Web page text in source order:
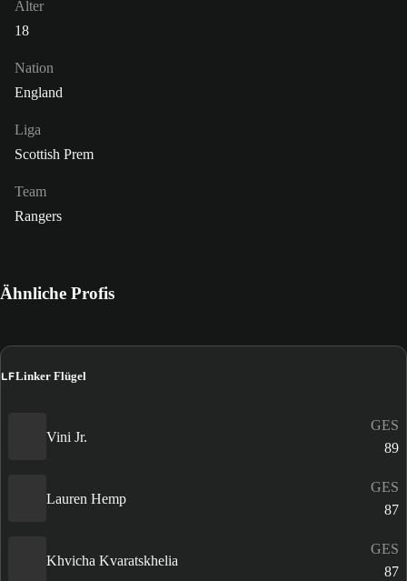
Alter
18
Nation
England
Liga
Scottish Prem
Team
Rangers
Ähnliche Profis
LFLinker Flügel
Vini Jr.
GES
89
Lauren Hemp
GES
87
Khvicha Kvaratskhelia
GES
87